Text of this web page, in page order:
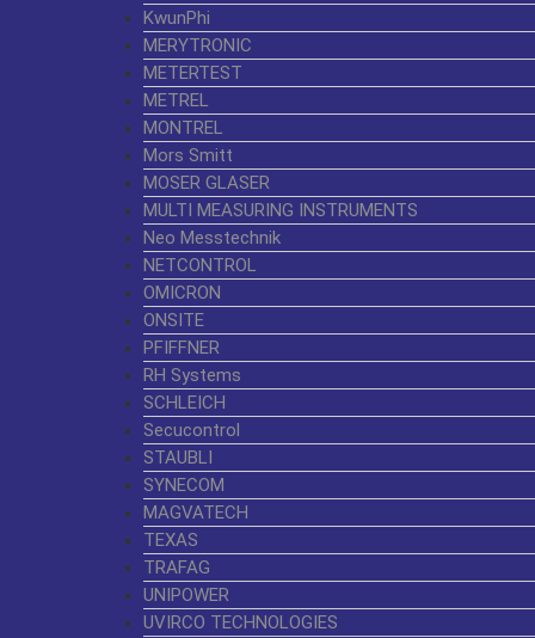
KwunPhi
MERYTRONIC
METERTEST
METREL
MONTREL
Mors Smitt
MOSER GLASER
MULTI MEASURING INSTRUMENTS
Neo Messtechnik
NETCONTROL
OMICRON
ONSITE
PFIFFNER
RH Systems
SCHLEICH
Secucontrol
STAUBLI
SYNECOM
MAGVATECH
TEXAS
TRAFAG
UNIPOWER
UVIRCO TECHNOLOGIES